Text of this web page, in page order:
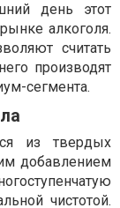
день этот
алкоголя.
считать
производят
сегмента.
из твердых
добавлением
чистотой.